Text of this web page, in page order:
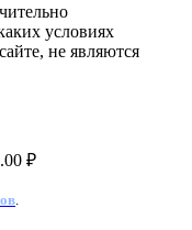
условиях
не являются
₽
.